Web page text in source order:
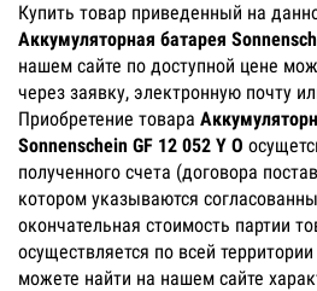
Купить товар приведенный на
Аккумуляторная батарея
нашем сайте по доступной цене
через заявку, электронную почту
Приобретение товара
Sonnenschein GF 12 052 Y О
полученного счета (договора
котором указываются
окончательная стоимость партии
осуществляется по всей
можете найти на нашем сайте